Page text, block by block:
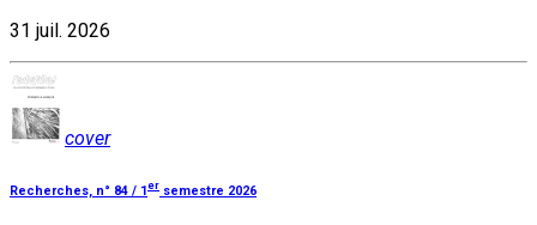
31 juil. 2026
cover
Recherches, n° 84 / 1er semestre 2026